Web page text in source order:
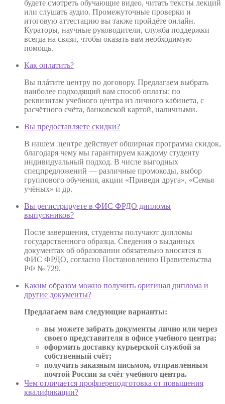
будете смотреть обучающие видео, читать тексты лекций
или слушать аудио. Промежуточные проверки и
итоговую аттестацию вы также пройдёте онлайн.
Кураторы, научные руководители, служба поддержки
всегда на связи, чтобы оказать вам необходимую
помощь.
Как оплатить?
Вы плáтите центру по договору. Предлагаем выбрать
наиболее подходящий вам способ оплаты: по
реквизитам учебного центра из личного кабинета, с
расчётного счёта, банковской картой, наличными.
Вы предоставляете скидки?
В нашем центре действует обширная программа скидок,
благодаря чему мы гарантируем каждому студенту
индивидуальный подход. В числе выгодных
спецпредложений — различные промокоды, выбор
группового обучения, акции «Приведи друга», «Семья
учёных» и др.
Вы регистрируете в ФИС ФРДО дипломы
выпускников?
После завершения, студенты получают дипломы
государственного образца. Сведения о выданных
документах об образовании обязательно вносятся в
ФИС ФРДО, согласно Постановлению Правительства
РФ № 729.
Каким образом можно получить оригинал диплома и
другие документы?
Предлагаем вам следующие варианты:
вы можете забрать документы лично или через
своего представителя в офисе учебного центра;
оформить доставку курьерской службой за
собственный счёт;
получить заказным письмом, отправленным
почтой России за счёт учебного центра.
Чем отличается профпереподготовка от повышения
квалификации?